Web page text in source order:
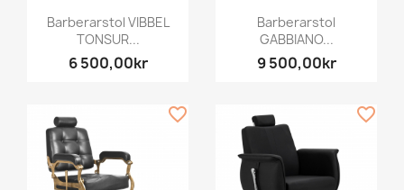
Barberarstol VIBBEL
TONSUR...
6 500,00kr
Barberarstol
GABBIANO...
9 500,00kr
favorite_border favorite_border